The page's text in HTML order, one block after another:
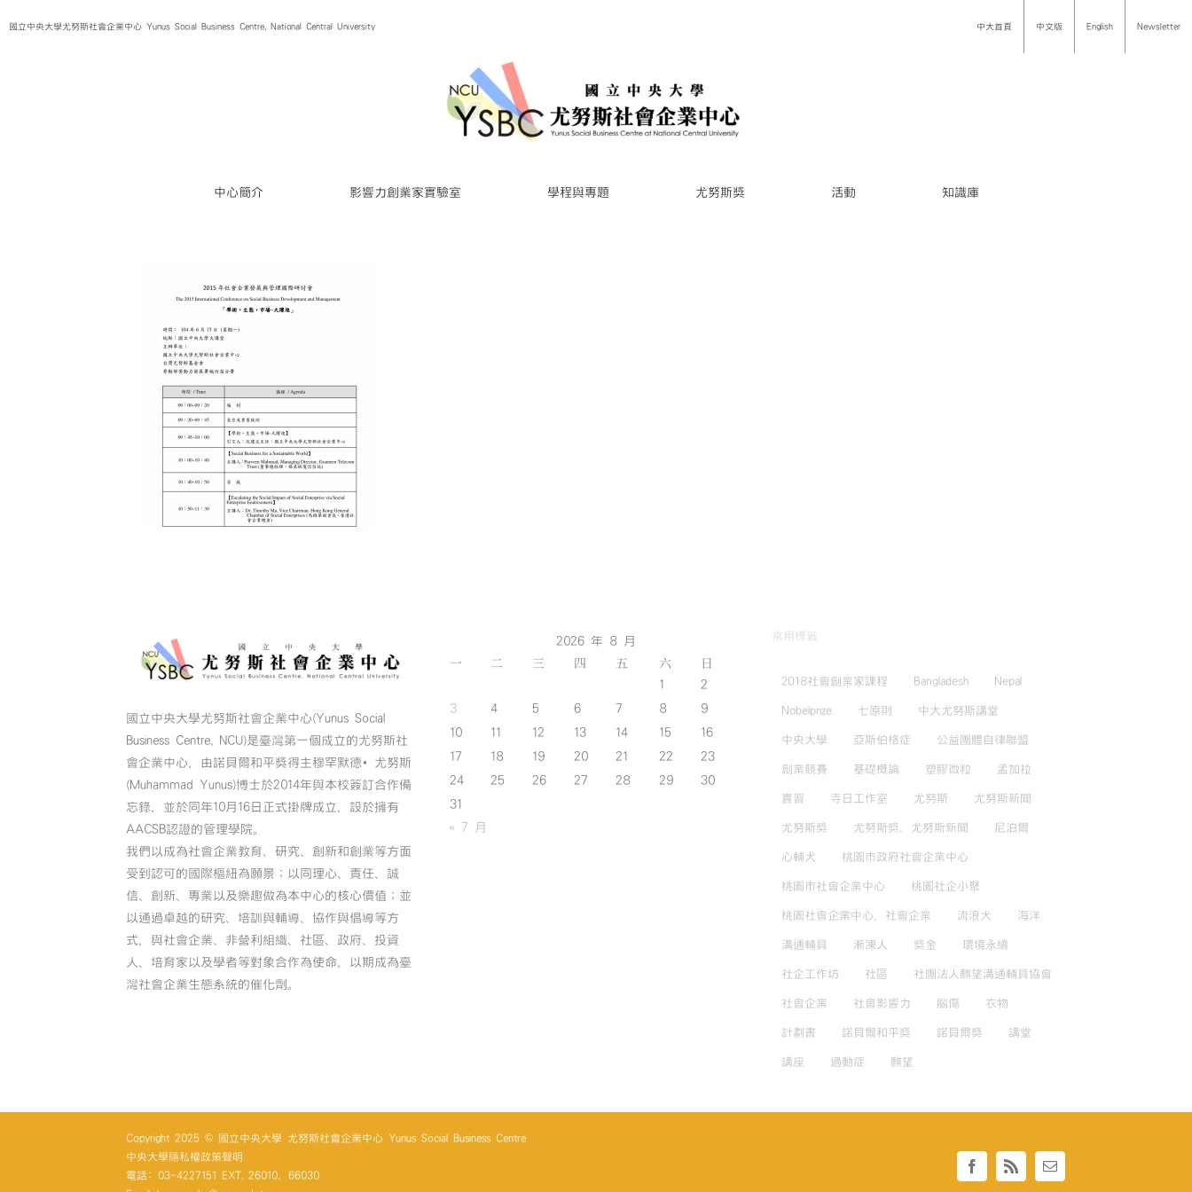
to國立中央大學尤努斯社會企業中心 Yunus Social Business Centre, National Central University 中大首頁 中文版 English Newsletter
中心簡介 影響力創業家實驗室 學程與專題 尤努斯獎 活動 知識庫
國立中央大學尤努斯社會企業中心(Yunus Social
Business Centre, NCU)是臺灣第一個成立的尤努斯社
會企業中心，由諾貝爾和平獎得主穆罕默德•尤努斯
(Muhammad Yunus)博士於2014年與本校簽訂合作備
忘錄，並於同年10月16日正式掛牌成立，設於擁有
AACSB認證的管理學院。
我們以成為社會企業教育、研究、創新和創業等方面
受到認可的國際樞紐為願景；以同理心、責任、誠
信、創新、專業以及樂趣做為本中心的核心價值；並
以通過卓越的研究、培訓與輔導、協作與倡導等方
式，與社會企業、非營利組織、社區、政府、投資
人、培育家以及學者等對象合作為使命，以期成為臺
灣社會企業生態系統的催化劑。
2026 年 8 月
一 二 三 四 五 六 日
1
2
3
4 5 6 7 8
9
10
11 12 13 14 15
16
17
18 19 20 21 22
23
24
25 26 27 28 29
30
31
« 7 月
常用標籤
2018社會創業家課程 Bangladesh Nepal
Nobelprize 七原則 中大尤努斯講堂
中央大學 亞斯伯格症 公益團體自律聯盟
創業競賽 基礎概論 塑膠微粒 孟加拉
實習 寺日工作室 尤努斯 尤努斯新聞
尤努斯獎 尤努斯獎，尤努斯新聞 尼泊爾
心輔犬 桃園市政府社會企業中心
桃園市社會企業中心 桃園社企小聚
桃園社會企業中心，社會企業 流浪犬 海洋
溝通輔具 漸凍人 獎金 環境永續
社企工作坊 社區 社團法人麒望溝通輔具協會
社會企業 社會影響力 腦傷 衣物
計劃書 諾貝爾和平獎 諾貝爾獎 講堂
講座 過動症 麒望
Copyright 2025 © 國立中央大學 尤努斯社會企業中心 Yunus Social Business Centre
中央大學隱私權政策聲明
電話: 03-4227151 EXT. 26010、66030
Facebook
Rss Email: